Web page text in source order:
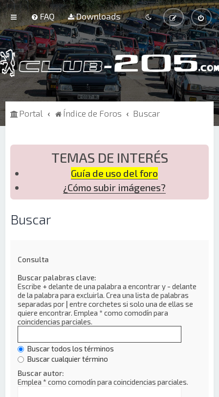
FAQ Downloads
Portal Índice de Foros Buscar
TEMAS DE INTERÉS
Guía de uso del foro
¿Cómo subir imágenes?
Buscar
Consulta
Buscar palabras clave:
Escribe +delante de una palabra a encontrar y - delante
de la palabra para excluirla. Crea una lista de palabras
separadas por | entre corchetes si solo una de ellas se
quiere encontrar. Emplea * como comodín para
coincidencias parciales.
Buscar todos los términos
Buscar cualquier término
Buscar autor:
Emplea * como comodín para coincidencias parciales.